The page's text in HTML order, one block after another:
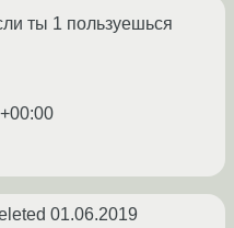
ты 1 пользуешься
01.06.2019